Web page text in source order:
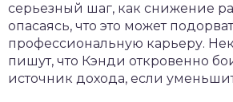
серьезный шаг, как снижение
опасаясь, что это может
профессиональную карьеру.
пишут, что Кэнди откровенно
источник дохода, если